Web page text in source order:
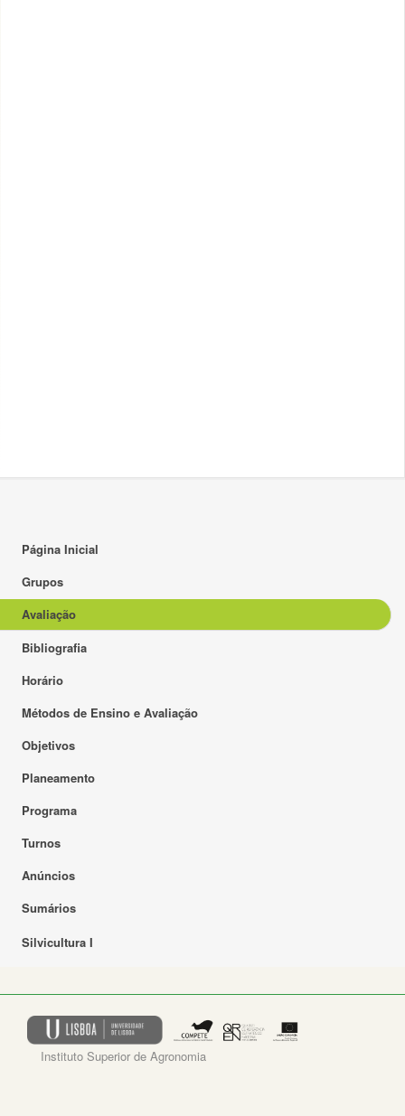
Página Inicial
Grupos
Avaliação
Bibliografia
Horário
Métodos de Ensino e Avaliação
Objetivos
Planeamento
Programa
Turnos
Anúncios
Sumários
Silvicultura I
Instituto Superior de Agronomia